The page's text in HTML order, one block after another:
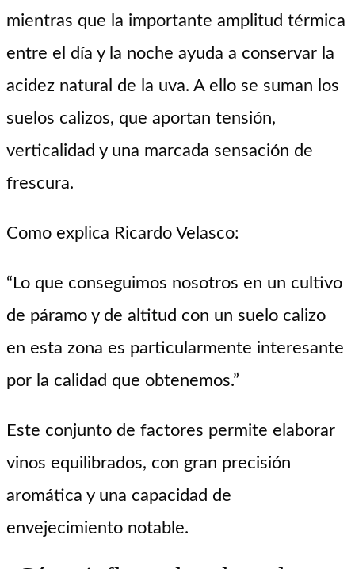
mientras que la importante amplitud térmica
entre el día y la noche ayuda a conservar la
acidez natural de la uva. A ello se suman los
suelos calizos, que aportan tensión,
verticalidad y una marcada sensación de
frescura.
Como explica Ricardo Velasco:
“Lo que conseguimos nosotros en un cultivo
de páramo y de altitud con un suelo calizo
en esta zona es particularmente interesante
por la calidad que obtenemos.”
Este conjunto de factores permite elaborar
vinos equilibrados, con gran precisión
aromática y una capacidad de
envejecimiento notable.